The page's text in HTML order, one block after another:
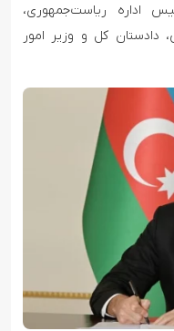
اداره ریاست‌جمهوری،
دادستان کل و وزیر امور